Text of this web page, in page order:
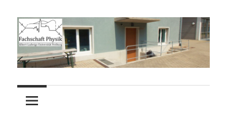
Inhalt
springen
Fachschaft
Physik
Fachschaft
Physik